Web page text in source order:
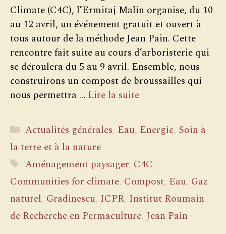
Climate (C4C), l’Ermitaj Malin organise, du 10
au 12 avril, un événement gratuit et ouvert à
tous autour de la méthode Jean Pain. Cette
rencontre fait suite au cours d’arboristerie qui
se déroulera du 5 au 9 avril. Ensemble, nous
construirons un compost de broussailles qui
nous permettra … Lire la suite
Catégories
Actualités générales, Eau, Energie, Soin à
la terre et à la nature
Étiquettes
Aménagement paysager, C4C,
Communities for climate, Compost, Eau, Gaz
naturel, Gradinescu, ICPR, Institut Roumain
de Recherche en Permaculture, Jean Pain